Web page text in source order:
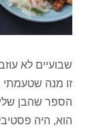
שבועיים לא
זו מנה שטעמתי
הספר שהבן שלי
הוא, היה